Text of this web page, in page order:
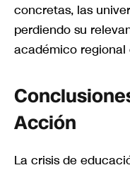
concretas, las
perdiendo su
académico
Acción
La crisis de